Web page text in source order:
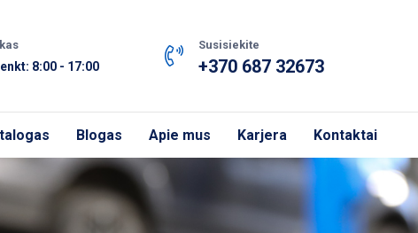
8:00 - 17:00
Susisiekite
+370 687 32673
Blogas Apie mus Karjera Kontaktai